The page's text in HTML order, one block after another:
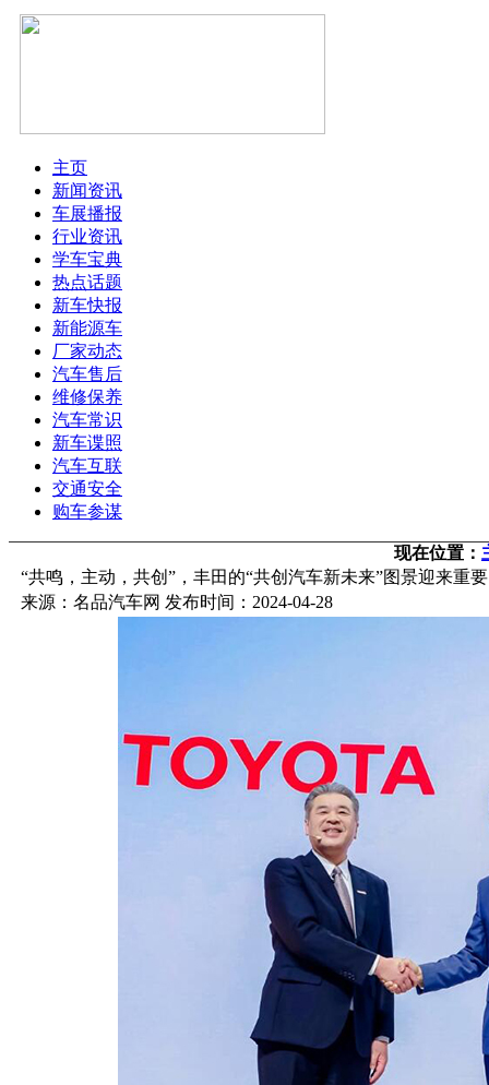
主页
新闻资讯
车展播报
行业资讯
学车宝典
热点话题
新车快报
新能源车
厂家动态
汽车售后
维修保养
汽车常识
新车谍照
汽车互联
交通安全
购车参谋
现在位置：
“共鸣，主动，共创”，丰田的“共创汽车新未来”图景迎来重
来源：名品汽车网 发布时间：2024-04-28